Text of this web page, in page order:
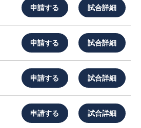
申請する 試合詳細
申請する 試合詳細
申請する 試合詳細
申請する 試合詳細